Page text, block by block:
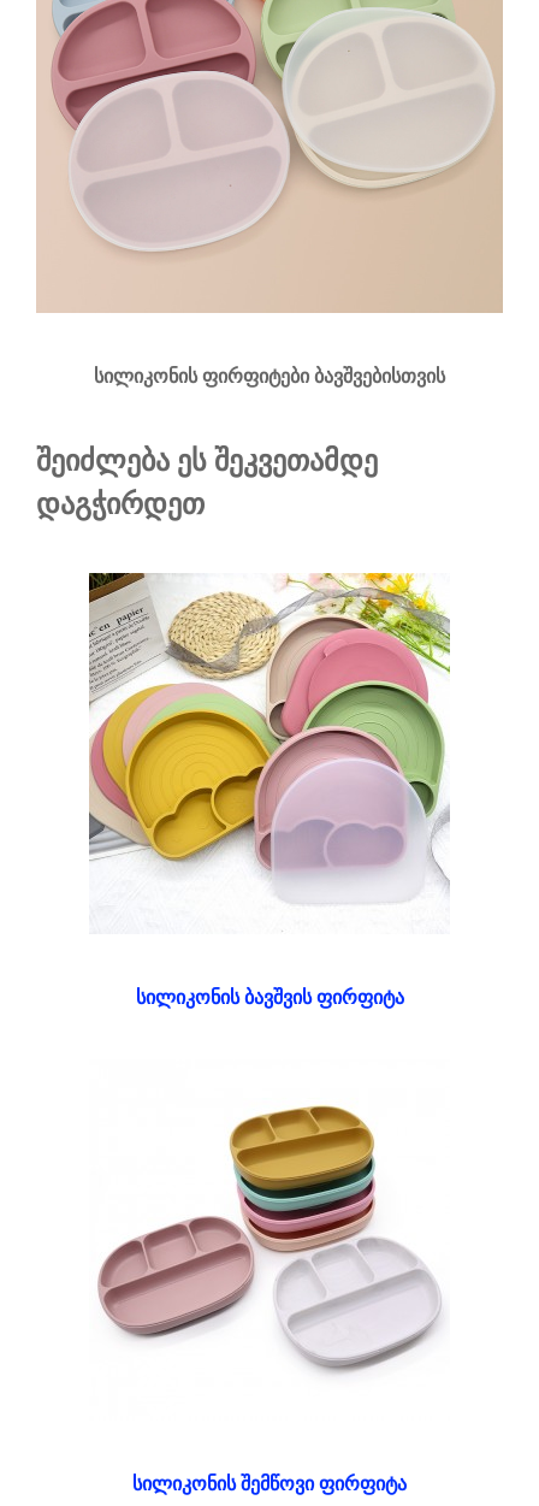
სილიკონის ფირფიტები ბავშვებისთვის
შეიძლება ეს შეკვეთამდე
დაგჭირდეთ
სილიკონის ბავშვის ფირფიტა
სილიკონის შემწოვი ფირფიტა